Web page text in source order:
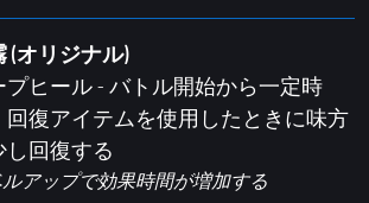
(オリジナル)
プヒール- バトル開始から一定時
回復アイテムを使用したときに味方
し回復する
ルアップで効果時間が増加する